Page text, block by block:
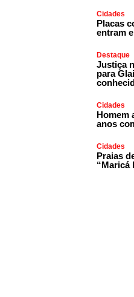
Cidades
Placas
entram
Destaque
Justiça
para
Cidades
Homem
anos
Cidades
Praias
“Maricá